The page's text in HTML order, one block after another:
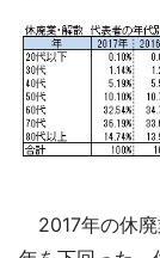
2017年の休廃